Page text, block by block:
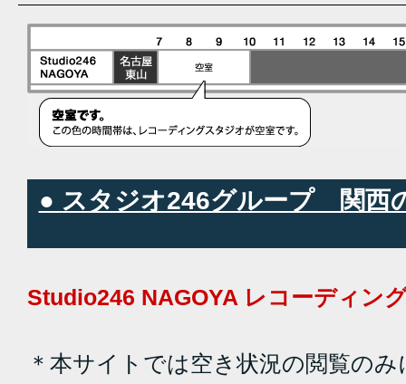
● スタジオ246グループ 関西
Studio246 NAGOYA レコーディン
＊本サイトでは空き状況の閲覧の